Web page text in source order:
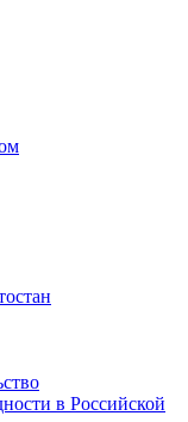
в Российской